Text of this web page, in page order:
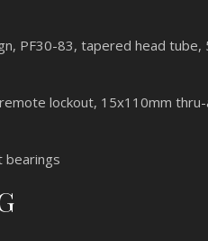
PF30-83, tapered head
remote lockout, 15x110mm
bearings